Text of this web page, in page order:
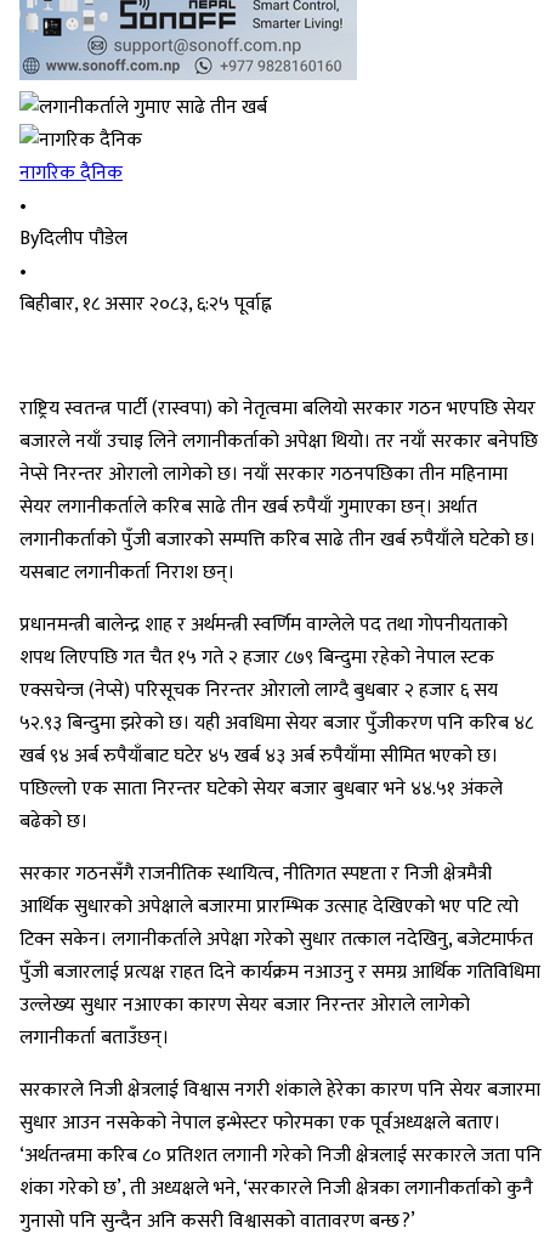
नागरिक दैनिक
•
Byदिलीप पौडेल
•
बिहीबार, १८ असार २०८३, ६:२५ पूर्वाह्न
राष्ट्रिय स्वतन्त्र पार्टी (रास्वपा) को नेतृत्वमा बलियो सरकार गठन भएपछि सेयर
बजारले नयाँ उचाइ लिने लगानीकर्ताको अपेक्षा थियो। तर नयाँ सरकार बनेपछि
नेप्से निरन्तर ओरालो लागेको छ। नयाँ सरकार गठनपछिका तीन महिनामा
सेयर लगानीकर्ताले करिब साढे तीन खर्ब रुपैयाँ गुमाएका छन्। अर्थात
लगानीकर्ताको पुँजी बजारको सम्पत्ति करिब साढे तीन खर्ब रुपैयाँले घटेको छ।
यसबाट लगानीकर्ता निराश छन्।
प्रधानमन्त्री बालेन्द्र शाह र अर्थमन्त्री स्वर्णिम वाग्लेले पद तथा गोपनीयताको
शपथ लिएपछि गत चैत १५ गते २ हजार ८७९ बिन्दुमा रहेको नेपाल स्टक
एक्सचेन्ज (नेप्से) परिसूचक निरन्तर ओरालो लाग्दै बुधबार २ हजार ६ सय
५२.९३ बिन्दुमा झरेको छ। यही अवधिमा सेयर बजार पुँजीकरण पनि करिब ४८
खर्ब ९४ अर्ब रुपैयाँबाट घटेर ४५ खर्ब ४३ अर्ब रुपैयाँमा सीमित भएको छ।
पछिल्लो एक साता निरन्तर घटेको सेयर बजार बुधबार भने ४४.५१ अंकले
बढेको छ।
सरकार गठनसँगै राजनीतिक स्थायित्व, नीतिगत स्पष्टता र निजी क्षेत्रमैत्री
आर्थिक सुधारको अपेक्षाले बजारमा प्रारम्भिक उत्साह देखिएको भए पटि त्यो
टिक्न सकेन। लगानीकर्ताले अपेक्षा गरेको सुधार तत्काल नदेखिनु, बजेटमार्फत
पुँजी बजारलाई प्रत्यक्ष राहत दिने कार्यक्रम नआउनु र समग्र आर्थिक गतिविधिमा
उल्लेख्य सुधार नआएका कारण सेयर बजार निरन्तर ओराले लागेको
लगानीकर्ता बताउँछन्।
सरकारले निजी क्षेत्रलाई विश्वास नगरी शंकाले हेरेका कारण पनि सेयर बजारमा
सुधार आउन नसकेको नेपाल इन्भेस्टर फोरमका एक पूर्वअध्यक्षले बताए।
‘अर्थतन्त्रमा करिब ८० प्रतिशत लगानी गरेको निजी क्षेत्रलाई सरकारले जता पनि
शंका गरेको छ’, ती अध्यक्षले भने, ‘सरकारले निजी क्षेत्रका लगानीकर्ताको कुनै
गुनासो पनि सुन्दैन अनि कसरी विश्वासको वातावरण बन्छ ?’